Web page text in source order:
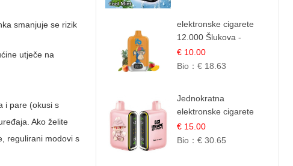
smanjuje se rizik
utječe na
i pare (okusi s
Ako želite
regulirani modovi s
elektronske cigarete
12.000 Šlukova -
Mango, Ananas,
Breskva | Tropska
€ 10.00
Bio： € 18.63
Jednokratna
elektronske cigarete
25.000 Puffova -
Ružičasti Limun |
€ 15.00
Bio： € 30.65